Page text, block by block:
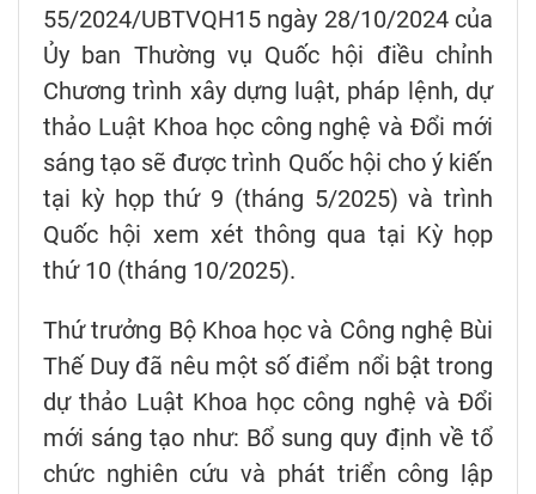
55/2024/UBTVQH15 ngày 28/10/2024 của
Ủy ban Thường vụ Quốc hội điều chỉnh
Chương trình xây dựng luật, pháp lệnh, dự
thảo Luật Khoa học công nghệ và Đổi mới
sáng tạo sẽ được trình Quốc hội cho ý kiến
tại kỳ họp thứ 9 (tháng 5/2025) và trình
Quốc hội xem xét thông qua tại Kỳ họp
thứ 10 (tháng 10/2025).
Thứ trưởng Bộ Khoa học và Công nghệ Bùi
Thế Duy đã nêu một số điểm nổi bật trong
dự thảo Luật Khoa học công nghệ và Đổi
mới sáng tạo như: Bổ sung quy định về tổ
chức nghiên cứu và phát triển công lập